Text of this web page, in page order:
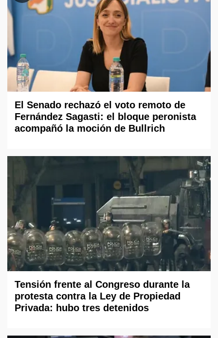
El Senado rechazó el voto remoto de
Fernández Sagasti: el bloque peronista
acompañó la moción de Bullrich
Tensión frente al Congreso durante la
protesta contra la Ley de Propiedad
Privada: hubo tres detenidos